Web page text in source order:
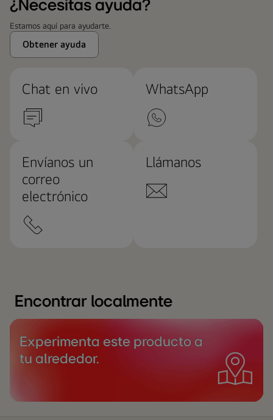
¿Necesitas ayuda?
Estamos aquí para ayudarte.
Obtener ayuda
Chat en vivo WhatsApp
Envíanos un
correo
electrónico
Llámanos
Encontrar localmente
Experimenta este producto a
tu alrededor.